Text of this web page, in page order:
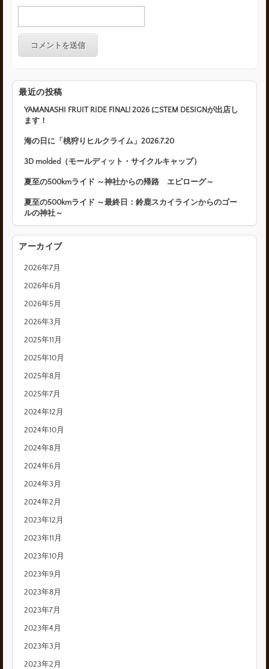
最近の投稿
YAMANASHI FRUIT RIDE FINAL! 2026 にSTEM DESIGNが出店し
ます！
海の日に「桃狩りヒルクライム」2026.7.20
3D molded（モールディット・サイクルキャップ）
夏至の500kmライド ～神社からの帰路 エピローグ～
夏至の500kmライド ～最終日：鈴鹿スカイラインからのゴー
ルの神社～
アーカイブ
2026年7月
2026年6月
2026年5月
2026年3月
2025年11月
2025年10月
2025年8月
2025年7月
2024年12月
2024年10月
2024年8月
2024年6月
2024年3月
2024年2月
2023年12月
2023年11月
2023年10月
2023年9月
2023年8月
2023年7月
2023年4月
2023年3月
2023年2月